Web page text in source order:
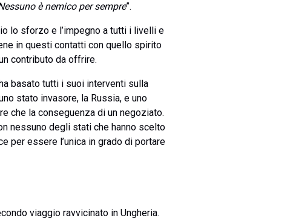
è nemico per sempre”.
lo sforzo e l’impegno a tutti i livelli e
in questi contatti con quello spirito
contributo da offrire.
basato tutti i suoi interventi sulla
stato invasore, la Russia, e uno
che la conseguenza di un negoziato.
nessuno degli stati che hanno scelto
per essere l’unica in grado di portare
viaggio ravvicinato in Ungheria.